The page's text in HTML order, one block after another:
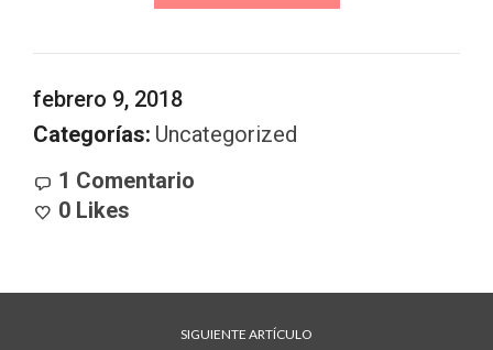
febrero 9, 2018
Categorías: Uncategorized
1 Comentario
0 Likes
SIGUIENTE ARTÍCULO